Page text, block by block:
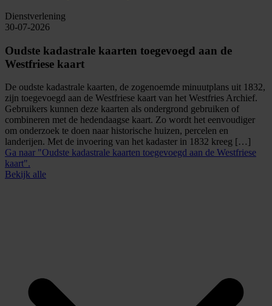
Dienstverlening
30-07-2026
Oudste kadastrale kaarten toegevoegd aan de
Westfriese kaart
De oudste kadastrale kaarten, de zogenoemde minuutplans uit 1832,
zijn toegevoegd aan de Westfriese kaart van het Westfries Archief.
Gebruikers kunnen deze kaarten als ondergrond gebruiken of
combineren met de hedendaagse kaart. Zo wordt het eenvoudiger
om onderzoek te doen naar historische huizen, percelen en
landerijen. Met de invoering van het kadaster in 1832 kreeg […]
Ga naar "Oudste kadastrale kaarten toegevoegd aan de Westfriese
kaart".
Bekijk alle